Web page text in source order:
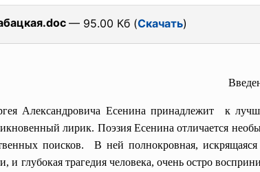
— 95.00 Кб (Скачать)
Александровича Есенина принадлежит к
лирик. Поэзия Есенина отличается
поисков. В ней полнокровная,
и глубокая трагедия человека, очень остро